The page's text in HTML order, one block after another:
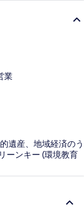
業
遺産、地域経済のう
ーンキー (環境教育